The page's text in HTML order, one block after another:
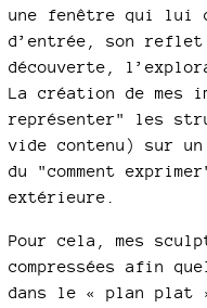
une fenêtre qui lui
d’entrée, son
découverte,
La création de mes
représenter" les
vide contenu) sur
du "comment
extérieure.
Pour cela, mes
compressées afin
dans le « plan plat